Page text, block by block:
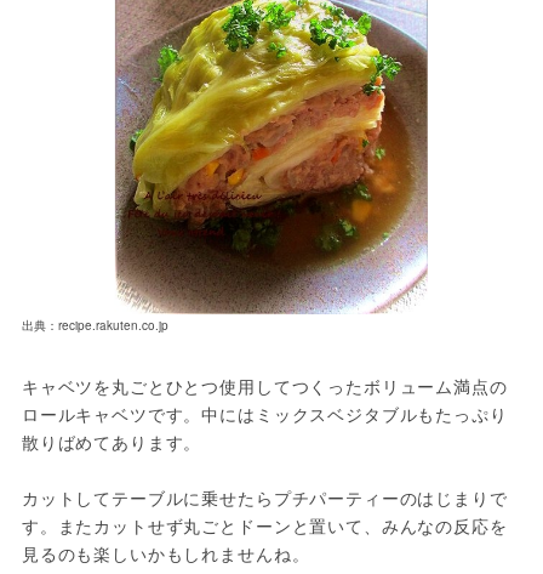
出典：recipe.rakuten.co.jp
キャベツを丸ごとひとつ使用してつくったボリューム満点の
ロールキャベツです。中にはミックスベジタブルもたっぷり
散りばめてあります。
カットしてテーブルに乗せたらプチパーティーのはじまりで
す。またカットせず丸ごとドーンと置いて、みんなの反応を
見るのも楽しいかもしれませんね。